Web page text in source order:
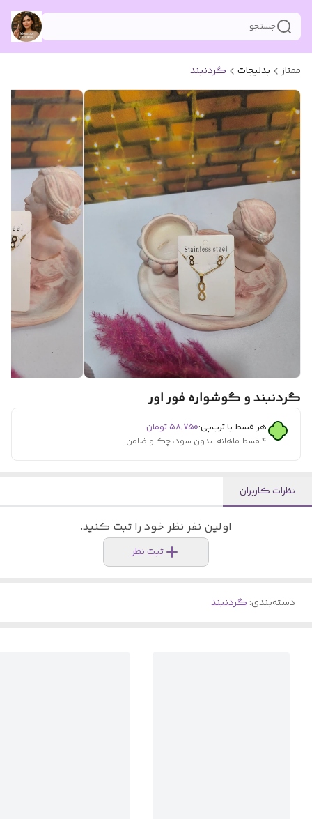
جستجو
ممتاز بدلیجات گردنبند
گردنبند و گوشواره فور اور
هر قسط با ترب‌پی:۵۸٬۷۵۰ تومان
۴ قسط ماهانه. بدون سود، چک و ضامن.
نظرات کاربران
اولین نفر نظر خود را ثبت کنید.
ثبت نظر
دسته‌بندی:گردنبند